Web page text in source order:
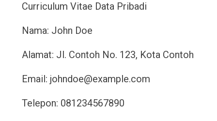
Curriculum Vitae Data Pribadi
Nama: John Doe
Alamat: Jl. Contoh No. 123, Kota Contoh
Email: johndoe@example.com
Telepon: 081234567890